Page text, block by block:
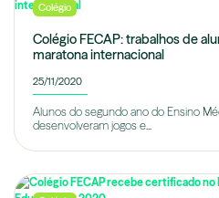
Colégio
Colégio FECAP: trabalhos de
maratona internacional
25/11/2020
Alunos do segundo ano do Ensino
desenvolveram jogos e...